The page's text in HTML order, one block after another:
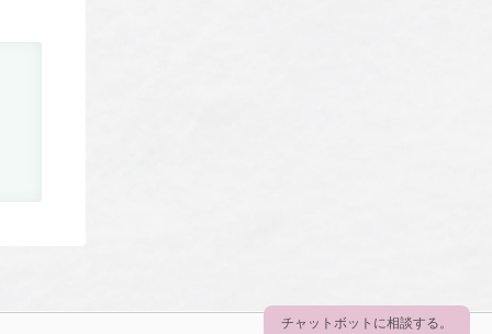
チャットボットに相談する。